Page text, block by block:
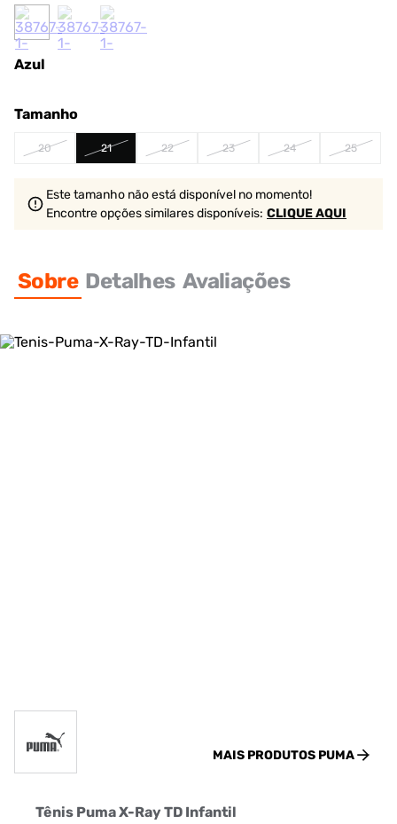
Azul
Tamanho
20 21 22 23 24 25
Este tamanho não está disponível no momento!
Encontre opções similaresdisponíveis: CLIQUE AQUI
Sobre Detalhes Avaliações
MAIS PRODUTOS PUMA
Tênis Puma X-Ray TD Infantil